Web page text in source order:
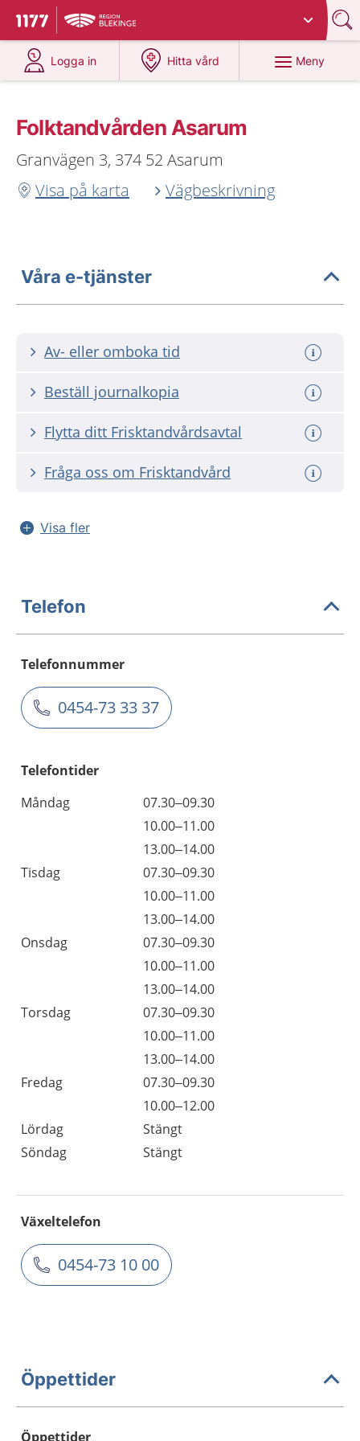
Till startsidan för 1177
Du har valt region
Logga in
på 1177.se
Hitta vård
på 1177.se
Meny
Folktandvården Asarum
Granvägen 3, 374 52 Asarum
Visa på karta
Vägbeskrivning
Våra e-tjänster
Av- eller omboka tid
Beställ journalkopia
Flytta ditt Frisktandvårdsavtal
Fråga oss om Frisktandvård
Visa fler
Telefon
Telefonnummer
0454-73 33 37
Telefontider
Måndag
07.30–09.30
10.00–11.00
13.00–14.00
Tisdag
07.30–09.30
10.00–11.00
13.00–14.00
Onsdag
07.30–09.30
10.00–11.00
13.00–14.00
Torsdag
07.30–09.30
10.00–11.00
13.00–14.00
Fredag
07.30–09.30
10.00–12.00
Lördag
Stängt
Söndag
Stängt
Växeltelefon
0454-73 10 00
Öppettider
Öppettider